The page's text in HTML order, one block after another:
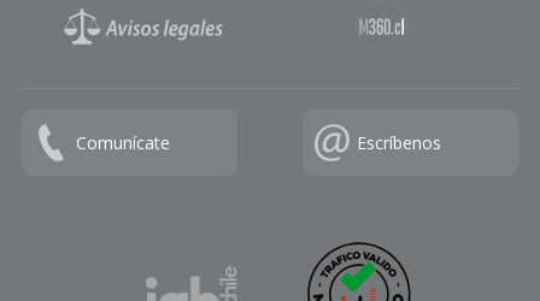
Comunícate Escríbenos